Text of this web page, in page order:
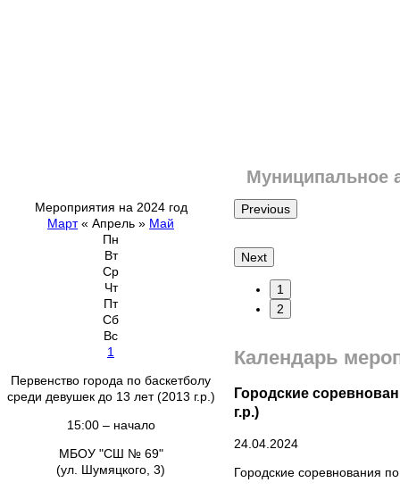
Муниципальное
Мероприятия на 2024 год
Март« Апрель » Май
Пн
Вт
Ср
Чт
Пт
Сб
Вс
1
Первенство города по баскетболу
среди девушек до 13 лет (2013 г.р.)
15:00 – начало
МБОУ "СШ № 69"
(ул. Шумяцкого, 3)
Previous
Next
1
2
Календарь
Городские
г.р.)
24.04.2024
Городские соревнования